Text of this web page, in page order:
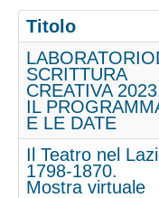
Titolo
SCRITTURA
CREATIVA
IL
E LE DATE
Il Teatro nel
1798-1870.
Mostra virtuale